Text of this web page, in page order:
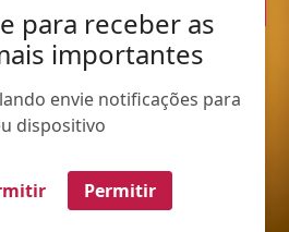
para receber as
importantes
envie notificações para
dispositivo
Permitir